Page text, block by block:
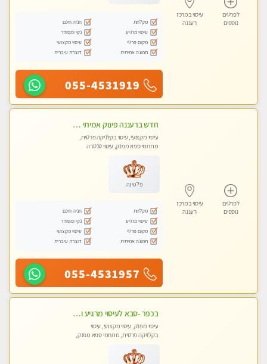
לפרטים
נוספים
עיסוי במרכז
רעננה
מקלחת
חניה חינם
עיסוי מרגיע
נקי ומסודר
מקום פרטי
עיסוי מקצועי
תמונה אמיתית
דוברת עיברית
055-4531919
לפרטים
נוספים
עיסוי במרכז
רעננה
חדש ברעננה פינוק אמיתי ומרגיע באווירה רומנטית
עיסוי מקצועי, עיסוי בקלניקה פרטית,
מתחמי ספא מפנק, עיסוי טנטרה
פלטינה
מקלחת
חניה חינם
עיסוי מרגיע
נקי ומסודר
מקום פרטי
עיסוי מקצועי
תמונה אמיתית
דוברת עיברית
055-4531957
בכפר -סבא לעיסוי מרגיע ומפנק VIP-מומלץ לחלוטין! פרטי! ​​​​​​
עיסוי מפנק, עיסוי מקצועי, עיסוי
בקלניקה פרטית, מתחמי ספא מפנק,